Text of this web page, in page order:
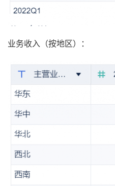
业务收入（按地区）：